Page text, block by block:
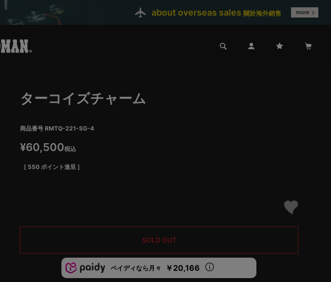
about overseas sales 關於海外銷售 more
ターコイズチャーム
商品番号 RMTQ-221-SG-4
¥60,500税込
[ 550 ポイント進呈 ]
SOLD OUT
ペイディなら月々 ￥20,166